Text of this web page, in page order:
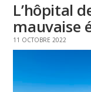
L’hôpital
mauvaise
11 OCTOBRE 2022